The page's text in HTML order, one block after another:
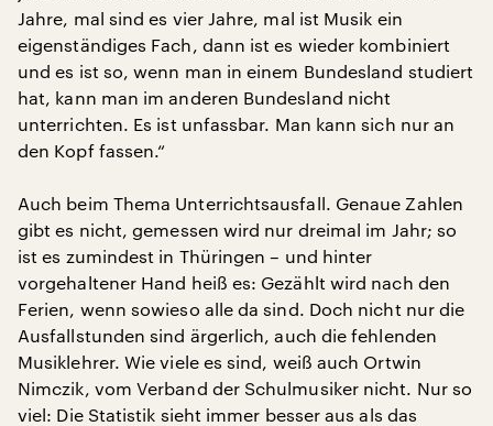
Jahre, mal sind es vier Jahre, mal ist Musik ein
eigenständiges Fach, dann ist es wieder kombiniert
und es ist so, wenn man in einem Bundesland studiert
hat, kann man im anderen Bundesland nicht
unterrichten. Es ist unfassbar. Man kann sich nur an
den Kopf fassen.“
Auch beim Thema Unterrichtsausfall. Genaue Zahlen
gibt es nicht, gemessen wird nur dreimal im Jahr; so
ist es zumindest in Thüringen – und hinter
vorgehaltener Hand heiß es: Gezählt wird nach den
Ferien, wenn sowieso alle da sind. Doch nicht nur die
Ausfallstunden sind ärgerlich, auch die fehlenden
Musiklehrer. Wie viele es sind, weiß auch Ortwin
Nimczik, vom Verband der Schulmusiker nicht. Nur so
viel: Die Statistik sieht immer besser aus als das